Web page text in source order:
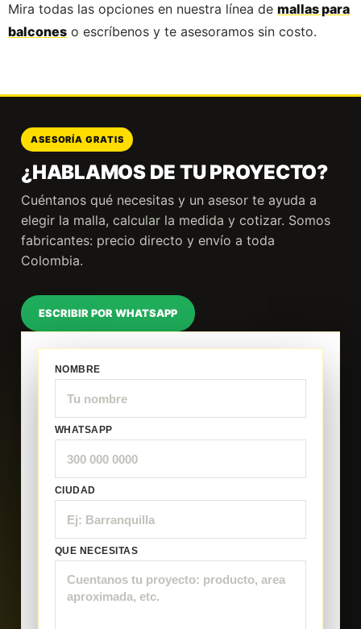
Mira todas las opciones en nuestra línea de mallas para
balcones o escríbenos y te asesoramos sin costo.
ASESORÍA GRATIS
¿HABLAMOS DE TU PROYECTO?
Cuéntanos qué necesitas y un asesor te ayuda a
elegir la malla, calcular la medida y cotizar. Somos
fabricantes: precio directo y envío a toda
Colombia.
ESCRIBIR POR WHATSAPP
NOMBRE
WHATSAPP
CIUDAD
QUE NECESITAS